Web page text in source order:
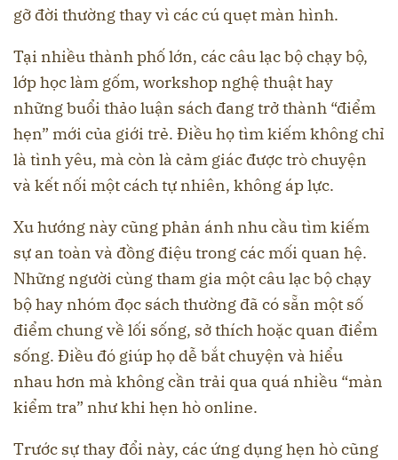
gỡ đời thường thay vì các cú quẹt màn hình.
Tại nhiều thành phố lớn, các câu lạc bộ chạy bộ,
lớp học làm gốm, workshop nghệ thuật hay
những buổi thảo luận sách đang trở thành “điểm
hẹn” mới của giới trẻ. Điều họ tìm kiếm không chỉ
là tình yêu, mà còn là cảm giác được trò chuyện
và kết nối một cách tự nhiên, không áp lực.
Xu hướng này cũng phản ánh nhu cầu tìm kiếm
sự an toàn và đồng điệu trong các mối quan hệ.
Những người cùng tham gia một câu lạc bộ chạy
bộ hay nhóm đọc sách thường đã có sẵn một số
điểm chung về lối sống, sở thích hoặc quan điểm
sống. Điều đó giúp họ dễ bắt chuyện và hiểu
nhau hơn mà không cần trải qua quá nhiều “màn
kiểm tra” như khi hẹn hò online.
Trước sự thay đổi này, các ứng dụng hẹn hò cũng